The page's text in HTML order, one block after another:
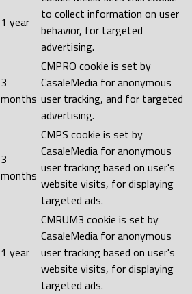
1 year
to collect information on user
behavior, for targeted
advertising.
3
months
CMPRO cookie is set by
CasaleMedia for anonymous
user tracking, and for targeted
advertising.
3
months
CMPS cookie is set by
CasaleMedia for anonymous
user tracking based on user's
website visits, for displaying
targeted ads.
1 year
CMRUM3 cookie is set by
CasaleMedia for anonymous
user tracking based on user's
website visits, for displaying
targeted ads.